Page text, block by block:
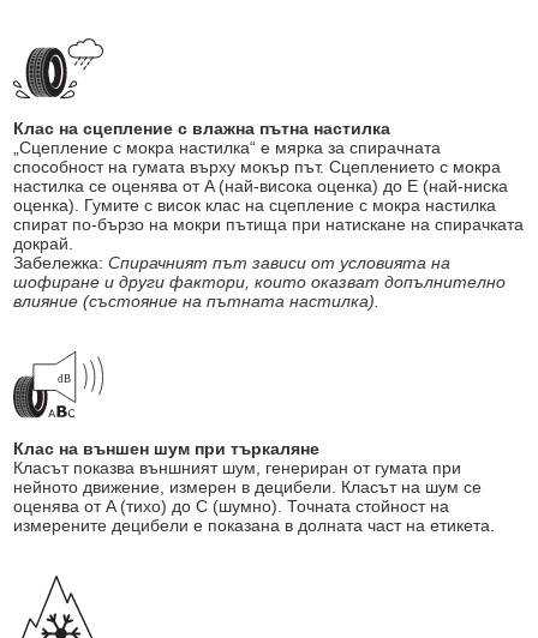
Клас на сцепление с влажна пътна настилка
„Сцепление с мокра настилка“ е мярка за спирачната
способност на гумата върху мокър път. Сцеплението с мокра
настилка се оценява от A (най-висока оценка) до E (най-ниска
оценка). Гумите с висок клас на сцепление с мокра настилка
спират по-бързо на мокри пътища при натискане на спирачката
докрай.
Забележка:Спирачният път зависи от условията на
шофиране и други фактори, които оказват допълнително
влияние (състояние на пътната настилка).
Клас на външен шум при търкаляне
Класът показва външният шум, генериран от гумата при
нейното движение, измерен в децибели. Класът на шум се
оценява от A (тихо) до C (шумно). Точната стойност на
измерените децибели е показана в долната част на етикета.